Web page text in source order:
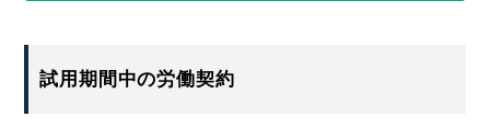
試用期間中の労働契約